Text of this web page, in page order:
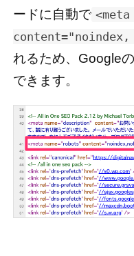
ードに自動で
れるため、Google
できます。